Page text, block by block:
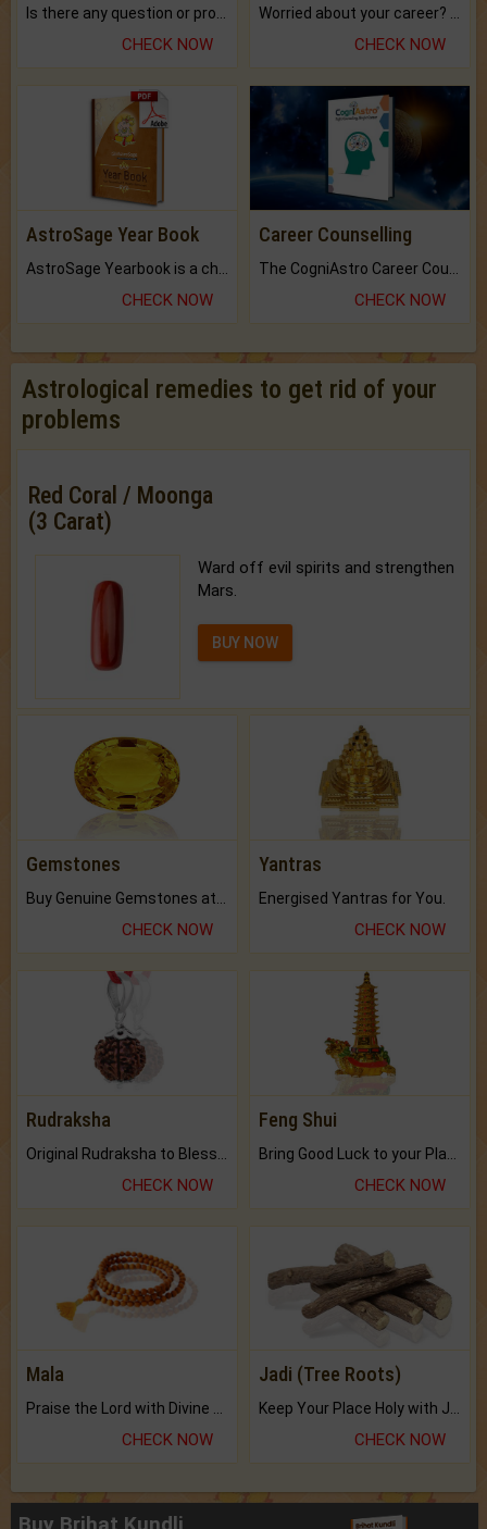
CHECK NOW CHECK NOW
AstroSage Year Book
CHECK NOW
Career Counselling
CHECK NOW
Astrological remedies to get rid of your
problems
Red Coral / Moonga
(3 Carat)
Ward off evil spirits and strengthen
Mars.
BUY NOW
Gemstones
CHECK NOW
Yantras
Energised Yantras for You.
CHECK NOW
Rudraksha
CHECK NOW
Feng Shui
CHECK NOW
Mala
Praise the Lord with Divine Energies of Mala.
CHECK NOW
Jadi (Tree Roots)
Keep Your Place Holy with Jadi.
CHECK NOW